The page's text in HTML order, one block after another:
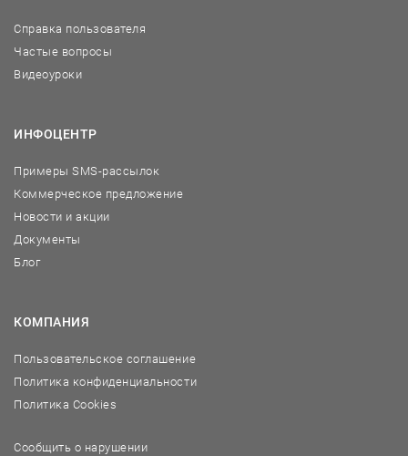
Справка пользователя
Частые вопросы
Видеоуроки
ИНФОЦЕНТР
Примеры SMS-рассылок
Коммерческое предложение
Новости и акции
Документы
Блог
КОМПАНИЯ
Пользовательское соглашение
Политика конфиденциальности
Политика Cookies
Сообщить о нарушении